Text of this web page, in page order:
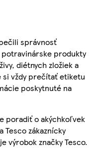
správnosť
produkty
diétnych zložiek a
si vždy prečítať etiketu
poskytnuté na
poradiť o akýchkoľvek
Tesco zákaznícky
výrobok značky Tesco.